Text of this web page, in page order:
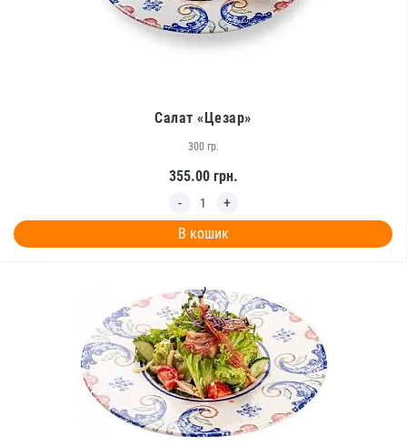
Салат «Цезар»
300 гр.
355.00грн.
В кошик